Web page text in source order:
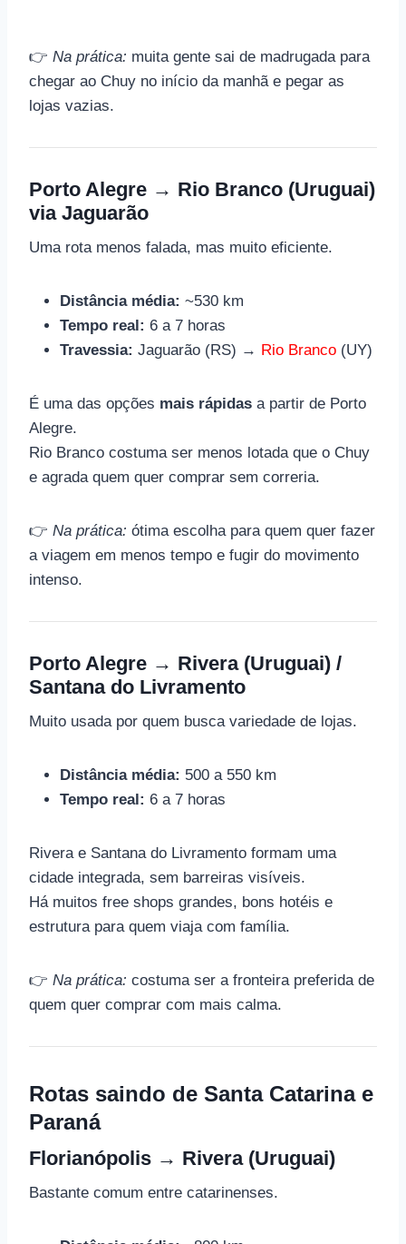
👉 Na prática: muita gente sai de madrugada para
chegar ao Chuy no início da manhã e pegar as
lojas vazias.
Porto Alegre → Rio Branco (Uruguai)
via Jaguarão
Uma rota menos falada, mas muito eficiente.
Distância média: ~530 km
Tempo real: 6 a 7 horas
Travessia: Jaguarão (RS) → Rio Branco (UY)
É uma das opções mais rápidas a partir de Porto
Alegre.
Rio Branco costuma ser menos lotada que o Chuy
e agrada quem quer comprar sem correria.
👉 Na prática: ótima escolha para quem quer fazer
a viagem em menos tempo e fugir do movimento
intenso.
Porto Alegre → Rivera (Uruguai) /
Santana do Livramento
Muito usada por quem busca variedade de lojas.
Distância média: 500 a 550 km
Tempo real: 6 a 7 horas
Rivera e Santana do Livramento formam uma
cidade integrada, sem barreiras visíveis.
Há muitos free shops grandes, bons hotéis e
estrutura para quem viaja com família.
👉 Na prática: costuma ser a fronteira preferida de
quem quer comprar com mais calma.
Rotas saindo de Santa Catarina e
Paraná
Florianópolis → Rivera (Uruguai)
Bastante comum entre catarinenses.